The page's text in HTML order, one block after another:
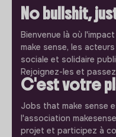
No bullshit,
Bienvenue là où
make sense, les
sociale et solidaire
Rejoignez-les et
C'est votre
Jobs that make sense
l'association
projet et participez à